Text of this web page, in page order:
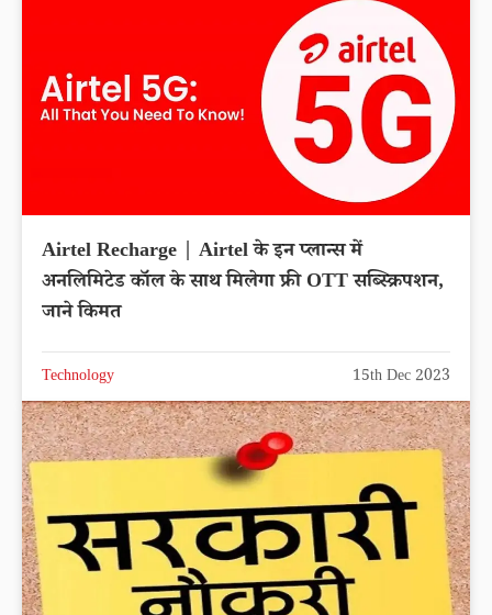
Airtel Recharge | Airtel के इन प्लान्स में
अनलिमिटेड कॉल के साथ मिलेगा फ्री OTT सब्स्क्रिपशन,
जाने किमत
Technology 15th Dec 2023